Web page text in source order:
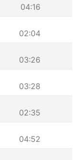
04:16
02:04
03:26
03:28
02:35
04:52